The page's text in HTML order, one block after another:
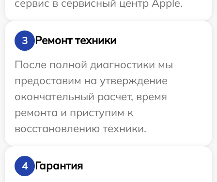
сервис в сервисный центр Apple.
3
Ремонт техники
После полной диагностики мы
предоставим на утверждение
окончательный расчет, время
ремонта и приступим к
восстановлению техники.
4
Гарантия